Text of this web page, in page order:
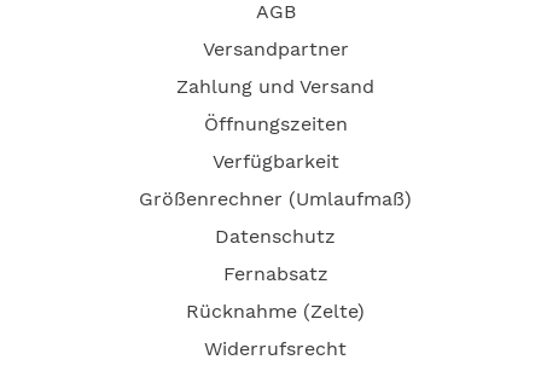
AGB
Versandpartner
Zahlung und Versand
Öffnungszeiten
Verfügbarkeit
Größenrechner (Umlaufmaß)
Datenschutz
Fernabsatz
Rücknahme (Zelte)
Widerrufsrecht